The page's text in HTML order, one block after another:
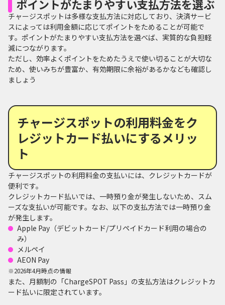
ポイントがたまりやすい支払方法を選ぶ
チャージスポットは多様な支払方法に対応しており、決済サービ
スによっては利用金額に応じてポイントをためることが可能で
す。ポイントがたまりやすい支払方法を選べば、実質的な負担軽
減につながります。
ただし、効率よくポイントをためたうえで使い切ることが大切な
ため、使いみちが豊富か、有効期限に余裕があるかなども確認し
ましょう
チャージスポットの利用料金をク
レジットカード払いにするメリッ
ト
チャージスポットの利用料金の支払いには、クレジットカードが
便利です。
クレジットカード払いでは、一時預り金が発生しないため、スム
ーズな支払いが可能です。なお、以下の支払方法では一時預り金
が発生します。
Apple Pay（デビットカード/プリペイドカード利用の場合の
み）
メルペイ
AEON Pay
※2026年4月時点の情報
また、月額制の「ChargeSPOT Pass」の支払方法はクレジットカ
ード払いに限定されています。